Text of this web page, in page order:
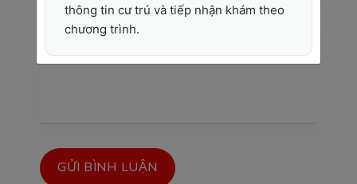
Nội dung bình luận
GỬI BÌNH LUẬN
thông tin cư trú và tiếp nhận khám theo
chương trình.